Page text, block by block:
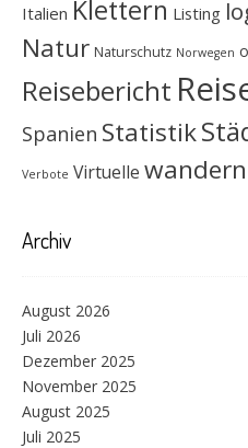
Italien Klettern Listing
Natur Naturschutz Norwegen
Reisebericht
Spanien Statistik
Verbote Virtuelle wandern
Archiv
August 2026
Juli 2026
Dezember 2025
November 2025
August 2025
Juli 2025